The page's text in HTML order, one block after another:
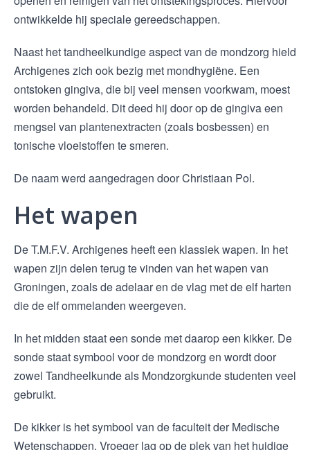
ontwikkelde hij speciale gereedschappen.
Naast het tandheelkundige aspect van de mondzorg hield
Archigenes zich ook bezig met mondhygiëne. Een
ontstoken gingiva, die bij veel mensen voorkwam, moest
worden behandeld. Dit deed hij door op de gingiva een
mengsel van plantenextracten (zoals bosbessen) en
tonische vloeistoffen te smeren.
De naam werd aangedragen door Christiaan Pol.
Het wapen
De T.M.F.V. Archigenes heeft een klassiek wapen. In het
wapen zijn delen terug te vinden van het wapen van
Groningen, zoals de adelaar en de vlag met de elf harten
die de elf ommelanden weergeven.
In het midden staat een sonde met daarop een kikker. De
sonde staat symbool voor de mondzorg en wordt door
zowel Tandheelkunde als Mondzorgkunde studenten veel
gebruikt.
De kikker is het symbool van de faculteit der Medische
Wetenschappen. Vroeger lag op de plek van het huidige